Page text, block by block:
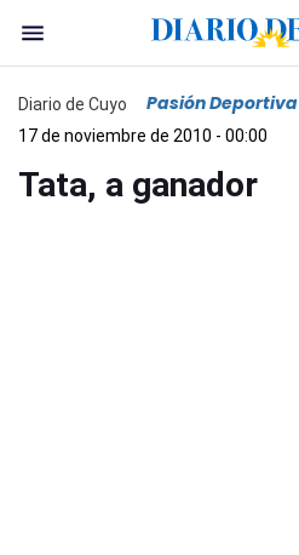
Diario de Cuyo Pasión Deportiva
17 de noviembre de 2010 - 00:00
Tata, a ganador